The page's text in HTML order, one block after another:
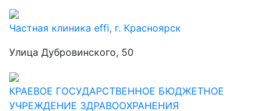
Частная клиника effi, г. Красноярск
Улица Дубровинского, 50
КРАЕВОЕ ГОСУДАРСТВЕННОЕ БЮДЖЕТНОЕ
УЧРЕЖДЕНИЕ ЗДРАВООХРАНЕНИЯ